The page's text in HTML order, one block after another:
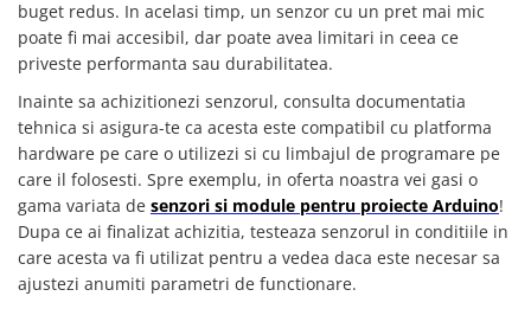
buget redus. In acelasi timp, un senzor cu un pret mai mic
poate fi mai accesibil, dar poate avea limitari in ceea ce
priveste performanta sau durabilitatea.
Inainte sa achizitionezi senzorul, consulta documentatia
tehnica si asigura-te ca acesta este compatibil cu platforma
hardware pe care o utilizezi si cu limbajul de programare pe
care il folosesti. Spre exemplu, in oferta noastra vei gasi o
gama variata de senzori si module pentru proiecte Arduino!
Dupa ce ai finalizat achizitia, testeaza senzorul in conditiile in
care acesta va fi utilizat pentru a vedea daca este necesar sa
ajustezi anumiti parametri de functionare.